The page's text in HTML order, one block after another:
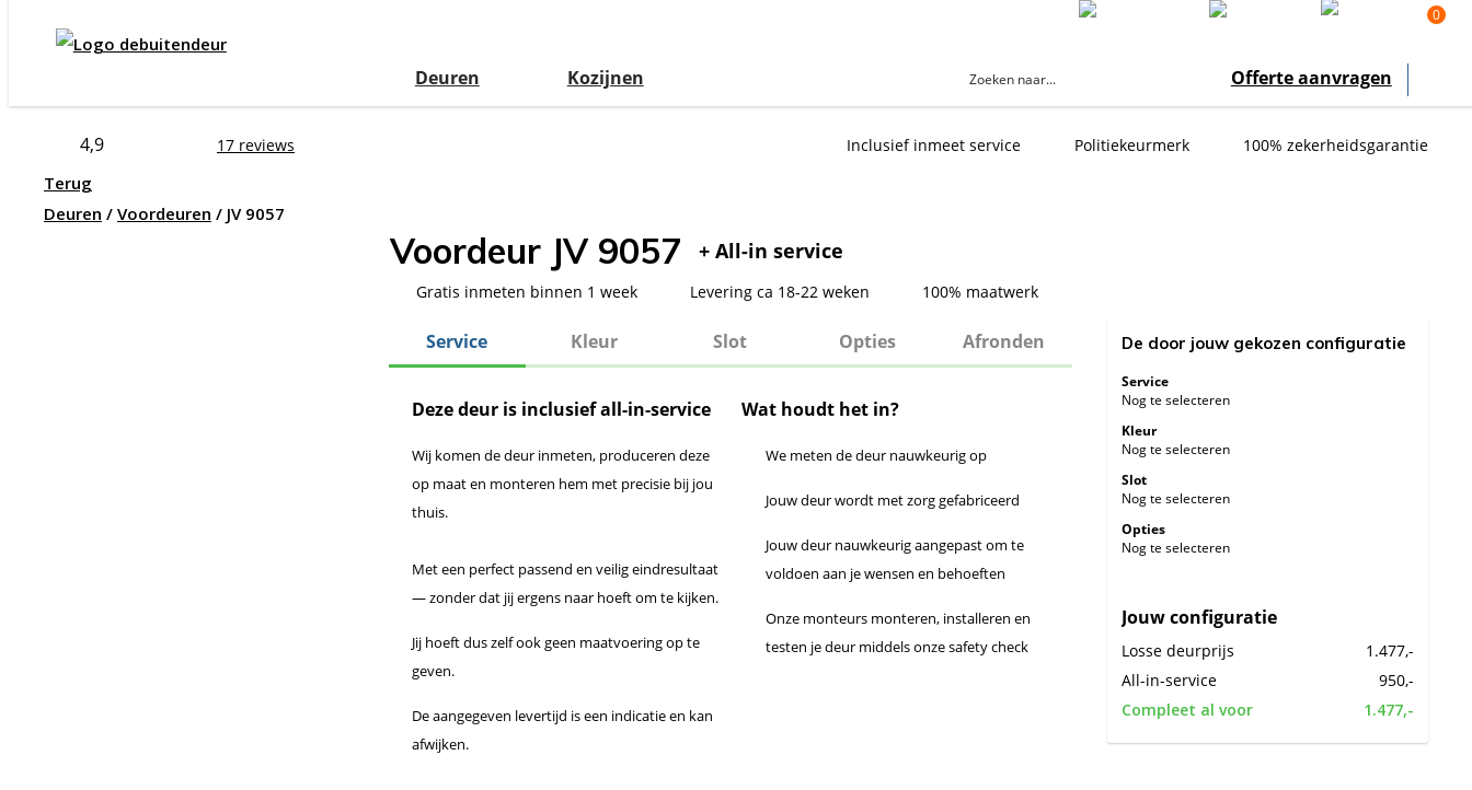
0
Deuren Kozijnen Offerte aanvragen
4,9 17 reviews Inclusief inmeet service Politiekeurmerk 100% zekerheidsgarantie
Terug
Deuren / Voordeuren / JV 9057
Voordeur JV 9057 + All-in service
Gratis inmeten binnen 1 week Levering ca 18-22 weken 100% maatwerk
Service Kleur Slot Opties Afronden
Deze deur is inclusief all-in-service
Wij komen de deur inmeten, produceren deze
op maat en monteren hem met precisie bij jou
thuis.
Met een perfect passend en veilig eindresultaat
— zonder dat jij ergens naar hoeft om te kijken.
Jij hoeft dus zelf ook geen maatvoering op te
geven.
De aangegeven levertijd is een indicatie en kan
afwijken.
Wat houdt het in?
We meten de deur nauwkeurig op
Jouw deur wordt met zorg gefabriceerd
Jouw deur nauwkeurig aangepast om te
voldoen aan je wensen en behoeften
Onze monteurs monteren, installeren en
testen je deur middels onze safety check
De door jouw gekozen configuratie
Service
Nog te selecteren
Kleur
Nog te selecteren
Slot
Nog te selecteren
Opties
Nog te selecteren
Jouw configuratie
Losse deurprijs
1.477,-
All-in-service
950,-
Compleet al voor
1.477,-